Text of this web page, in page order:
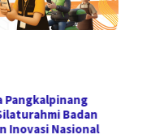
Pangkalpinang
Badan
Inovasi Nasional